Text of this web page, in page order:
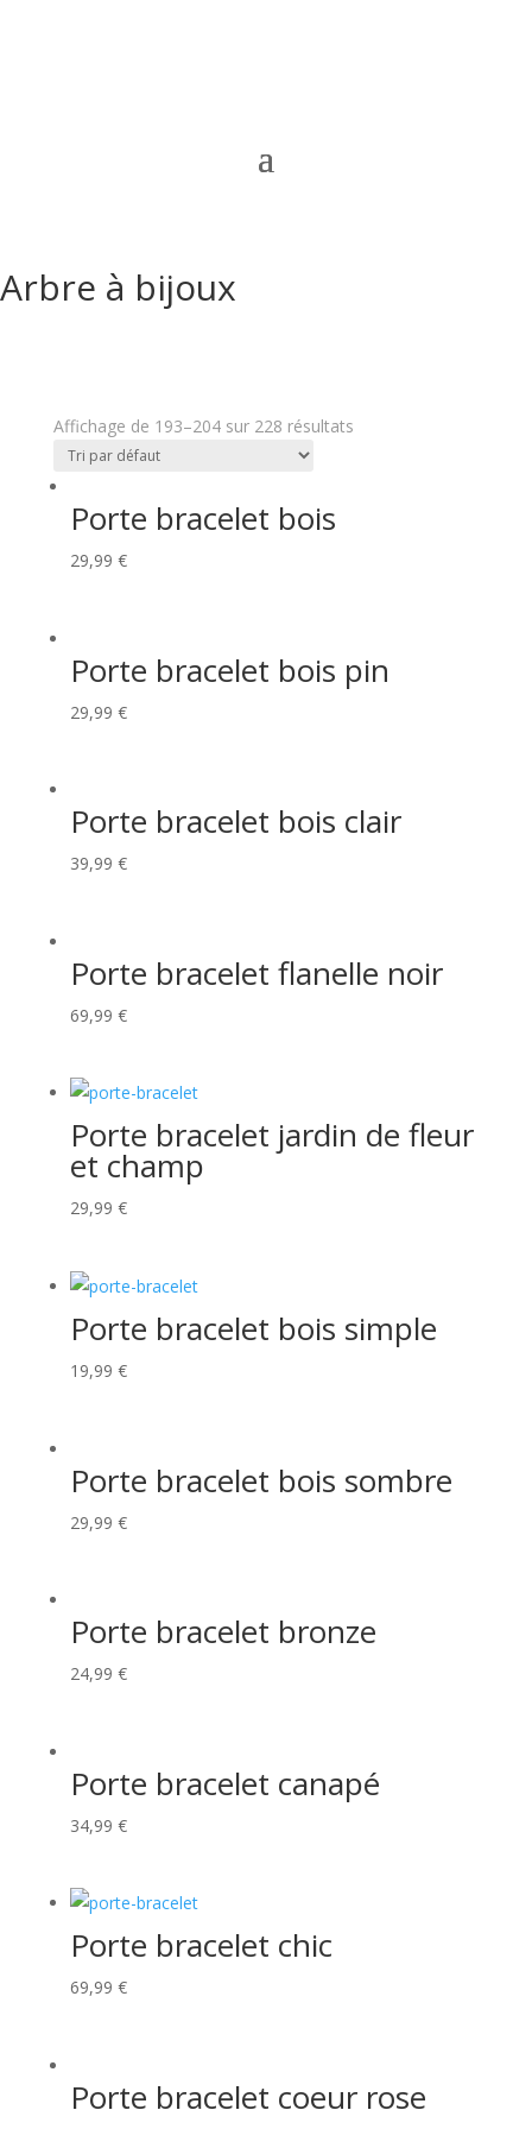
Arbre à bijoux
Affichage de 193–204 sur 228 résultats
Porte bracelet bois
29,99 €
Porte bracelet bois pin
29,99 €
Porte bracelet bois clair
39,99 €
Porte bracelet flanelle noir
69,99 €
Porte bracelet jardin de fleur
et champ
29,99 €
Porte bracelet bois simple
19,99 €
Porte bracelet bois sombre
29,99 €
Porte bracelet bronze
24,99 €
Porte bracelet canapé
34,99 €
Porte bracelet chic
69,99 €
Porte bracelet coeur rose